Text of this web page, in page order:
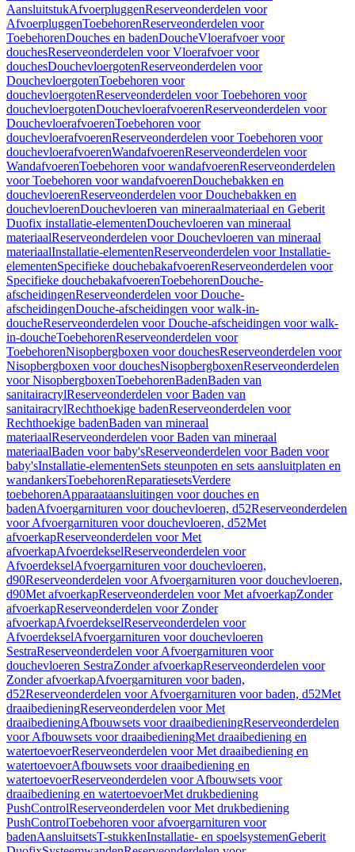
AansluitstukAfvoerpluggenReserveonderdelen voor
AfvoerpluggenToebehorenReserveonderdelen voor
ToebehorenDouches en badenDoucheVloerafvoer voor
douchesReserveonderdelen voor Vloerafvoer voor
douchesDouchevloergotenReserveonderdelen voor
DouchevloergotenToebehoren voor
douchevloergotenReserveonderdelen voor Toebehoren voor
douchevloergotenDouchevloerafvoerenReserveonderdelen voor
DouchevloerafvoerenToebehoren voor
douchevloerafvoerenReserveonderdelen voor Toebehoren voor
douchevloerafvoerenWandafvoerenReserveonderdelen voor
WandafvoerenToebehoren voor wandafvoerenReserveonderdelen
voor Toebehoren voor wandafvoerenDouchebakken en
douchevloerenReserveonderdelen voor Douchebakken en
douchevloerenDouchevloeren van mineraalmateriaal en Geberit
Duofix installatie-elementenDouchevloeren van mineraal
materiaalReserveonderdelen voor Douchevloeren van mineraal
materiaalInstallatie-elementenReserveonderdelen voor Installatie-
elementenSpecifieke douchebakafvoerenReserveonderdelen voor
Specifieke douchebakafvoerenToebehorenDouche-
afscheidingenReserveonderdelen voor Douche-
afscheidingenDouche-afscheidingen voor walk-in-
doucheReserveonderdelen voor Douche-afscheidingen voor walk-
in-doucheToebehorenReserveonderdelen voor
ToebehorenNisopbergboxen voor douchesReserveonderdelen voor
Nisopbergboxen voor douchesNisopbergboxenReserveonderdelen
voor NisopbergboxenToebehorenBadenBaden van
sanitairacrylReserveonderdelen voor Baden van
sanitairacrylRechthoekige badenReserveonderdelen voor
Rechthoekige badenBaden van mineraal
materiaalReserveonderdelen voor Baden van mineraal
materiaalBaden voor baby'sReserveonderdelen voor Baden voor
baby'sInstallatie-elementenSets steunpoten en sets aansluitplaten en
wandankersToebehorenReparatiesetsVerdere
toebehorenApparaataansluitingen voor douches en
badenAfvoergarnituren voor douchevloeren, d52Reserveonderdelen
voor Afvoergarnituren voor douchevloeren, d52Met
afvoerkapReserveonderdelen voor Met
afvoerkapAfvoerdekselReserveonderdelen voor
AfvoerdekselAfvoergarnituren voor douchevloeren,
d90Reserveonderdelen voor Afvoergarnituren voor douchevloeren,
d90Met afvoerkapReserveonderdelen voor Met afvoerkapZonder
afvoerkapReserveonderdelen voor Zonder
afvoerkapAfvoerdekselReserveonderdelen voor
AfvoerdekselAfvoergarnituren voor douchevloeren
SestraReserveonderdelen voor Afvoergarnituren voor
douchevloeren SestraZonder afvoerkapReserveonderdelen voor
Zonder afvoerkapAfvoergarnituren voor baden,
d52Reserveonderdelen voor Afvoergarnituren voor baden, d52Met
draaibedieningReserveonderdelen voor Met
draaibedieningAfbouwsets voor draaibedieningReserveonderdelen
voor Afbouwsets voor draaibedieningMet draaibediening en
watertoevoerReserveonderdelen voor Met draaibediening en
watertoevoerAfbouwsets voor draaibediening en
watertoevoerReserveonderdelen voor Afbouwsets voor
draaibediening en watertoevoerMet drukbediening
PushControlReserveonderdelen voor Met drukbediening
PushControlToebehoren voor afvoergarnituren voor
badenAansluitsetsT-stukkenInstallatie- en spoelsystemenGeberit